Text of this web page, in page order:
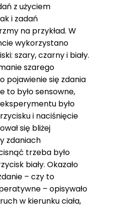
z użyciem
i zadań
na przykład. W
wykorzystano
szary, czarny i biały.
szarego
pojawienie się zdania
to było sensowne,
było
i naciśnięcie
się bliżej
zdaniach
trzeba było
biały. Okazało
– czy to
– opisywało
w kierunku ciała,